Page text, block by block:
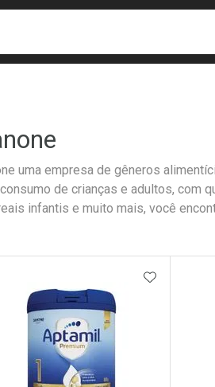
uma empresa de gêneros
de crianças e adultos, com
infantis e muito mais, você